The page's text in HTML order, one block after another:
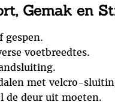
Gemak en
gespen.
voetbreedtes.
met velcro-
de deur uit moeten.